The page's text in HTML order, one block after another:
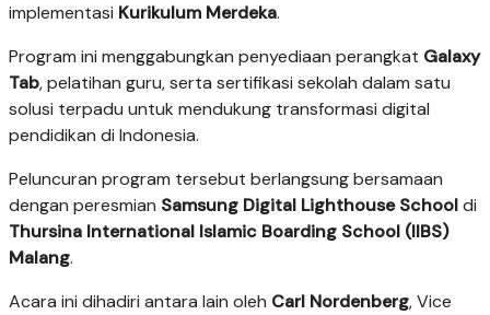
implementasi Kurikulum Merdeka.
Program ini menggabungkan penyediaan perangkat Galaxy
Tab, pelatihan guru, serta sertifikasi sekolah dalam satu
solusi terpadu untuk mendukung transformasi digital
pendidikan di Indonesia.
Peluncuran program tersebut berlangsung bersamaan
dengan peresmian Samsung Digital Lighthouse Schooldi
Thursina International Islamic Boarding School (IIBS)
Malang.
Acara ini dihadiri antara lain oleh Carl Nordenberg, Vice